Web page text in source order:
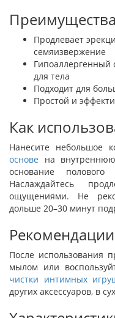
Преимущества
Продлевает
семяизвержение
Гипоаллергенный
для тела
Подходит для
Простой и
Как
Нанесите небольшое
основе на
основание
Наслаждайтесь
ощущениями. Не
дольше 20–30 минут
После использования
мылом или
чистки интимных
других аксессуаров, в